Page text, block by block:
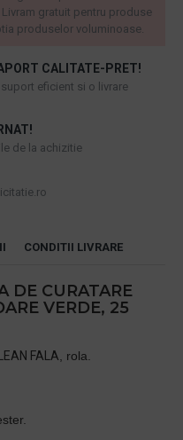
CALITATE-PRET!
eficient si o livrare
de la achizitie
gratuit pentru produse
produselor voluminoase.
CONDITII LIVRARE
DE CURATARE
VERDE, 25
FALA , rola.